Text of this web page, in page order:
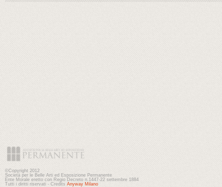
©Copyright 2012
Società per le Belle Arti ed Esposizione Permanente
Ente Morale eretto con Regio Decreto n.1447-22 settembre 1884
Tutti i diritti riservati - Credits Anyway Milano